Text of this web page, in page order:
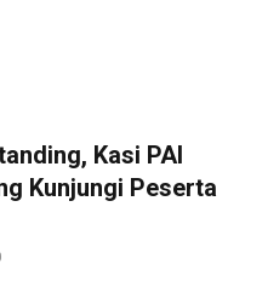
Kasi PAI
Kunjungi Peserta